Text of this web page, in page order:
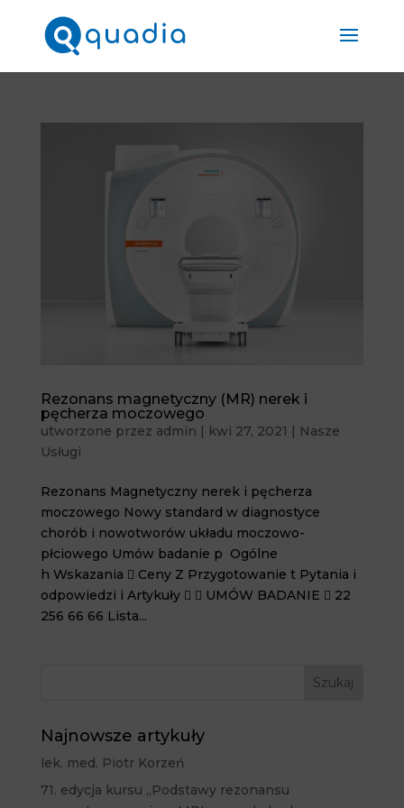
Rezonans magnetyczny (MR) nerek i
pęcherza moczowego
utworzone przez admin | kwi 27, 2021 | Nasze
Usługi
Rezonans Magnetyczny nerek i pęcherza
moczowego Nowy standard w diagnostyce
chorób i nowotworów układu moczowo-
płciowego Umów badanie p Ogólne
h Wskazania  Ceny Z Przygotowanie t Pytania i
odpowiedzi i Artykuły   UMÓW BADANIE  22
256 66 66 Lista...
Najnowsze artykuły
lek. med. Piotr Korzeń
71. edycja kursu „Podstawy rezonansu